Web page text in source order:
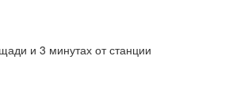
и 3 минутах от станции